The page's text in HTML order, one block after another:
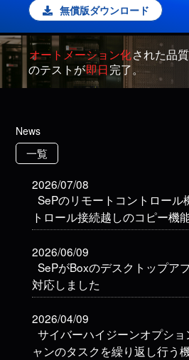
無償版ダウンロード
オートメーション化された品
のテストが即日完了。
News
一覧
2026/07/08
SePのリモートコントロール
トロール接続越しのコピー機
2026/06/09
SePがBoxのデスクトップア
対応しました
2026/04/09
サイバーハイジーンオプショ
ャンのタスクを繰り返し行う